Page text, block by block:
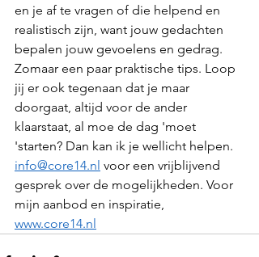
en je af te vragen of die helpend en
realistisch zijn, want jouw gedachten
bepalen jouw gevoelens en gedrag.
Zomaar een paar praktische tips. Loop
jij er ook tegenaan dat je maar
doorgaat, altijd voor de ander
klaarstaat, al moe de dag 'moet
'starten? Dan kan ik je wellicht helpen.
info@core14.nl voor een vrijblijvend
gesprek over de mogelijkheden. Voor
mijn aanbod en inspiratie,
www.core14.nl